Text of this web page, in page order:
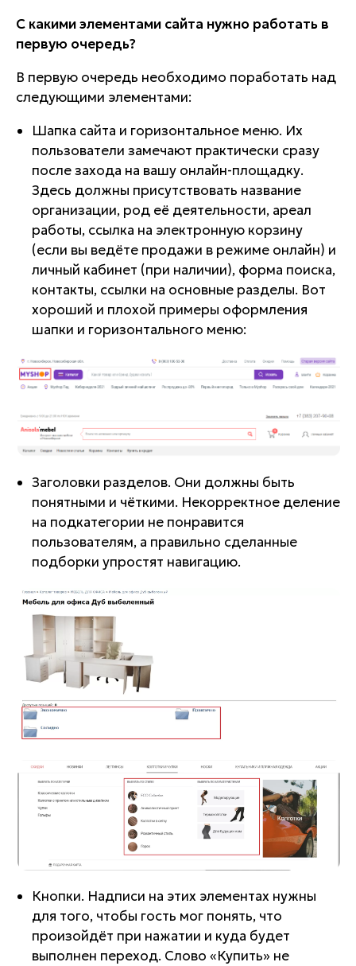
С какими элементами сайта нужно работать в
первую очередь?
В первую очередь необходимо поработать над
следующими элементами:
Шапка сайта и горизонтальное меню. Их
пользователи замечают практически сразу
после захода на вашу онлайн-площадку.
Здесь должны присутствовать название
организации, род её деятельности, ареал
работы, ссылка на электронную корзину
(если вы ведёте продажи в режиме онлайн) и
личный кабинет (при наличии), форма поиска,
контакты, ссылки на основные разделы. Вот
хороший и плохой примеры оформления
шапки и горизонтального меню:
Заголовки разделов. Они должны быть
понятными и чёткими. Некорректное деление
на подкатегории не понравится
пользователям, а правильно сделанные
подборки упростят навигацию.
Кнопки. Надписи на этих элементах нужны
для того, чтобы гость мог понять, что
произойдёт при нажатии и куда будет
выполнен переход. Слово «Купить» не